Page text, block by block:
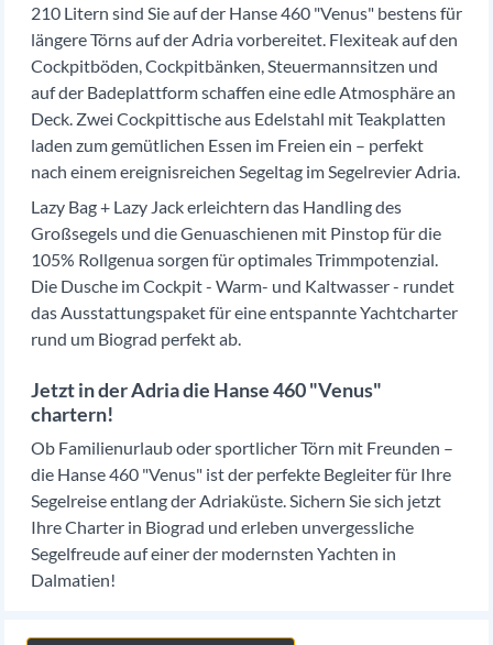
210 Litern sind Sie auf der Hanse 460 "Venus" bestens für
längere Törns auf der Adria vorbereitet. Flexiteak auf den
Cockpitböden, Cockpitbänken, Steuermannsitzen und
auf der Badeplattform schaffen eine edle Atmosphäre an
Deck. Zwei Cockpittische aus Edelstahl mit Teakplatten
laden zum gemütlichen Essen im Freien ein – perfekt
nach einem ereignisreichen Segeltag im Segelrevier Adria.
Lazy Bag + Lazy Jack erleichtern das Handling des
Großsegels und die Genuaschienen mit Pinstop für die
105% Rollgenua sorgen für optimales Trimmpotenzial.
Die Dusche im Cockpit - Warm- und Kaltwasser - rundet
das Ausstattungspaket für eine entspannte Yachtcharter
rund um Biograd perfekt ab.
Jetzt in der Adria die Hanse 460 "Venus"
chartern!
Ob Familienurlaub oder sportlicher Törn mit Freunden –
die Hanse 460 "Venus" ist der perfekte Begleiter für Ihre
Segelreise entlang der Adriaküste. Sichern Sie sich jetzt
Ihre Charter in Biograd und erleben unvergessliche
Segelfreude auf einer der modernsten Yachten in
Dalmatien!